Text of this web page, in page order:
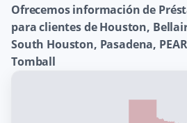
Ofrecemos información de
para clientes de Houston,
South Houston, Pasadena,
Tomball